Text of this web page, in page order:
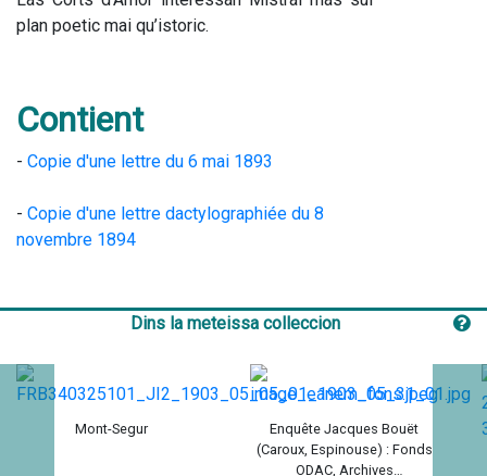
plan poetic mai qu’istoric.
Contient
- Copie d'une lettre du 6 mai 1893
- Copie d'une lettre dactylographiée du 8
novembre 1894
Dins la meteissa colleccion
Mont-Segur
Enquête Jacques Bouët
(Caroux, Espinouse) : Fonds
ODAC, Archives